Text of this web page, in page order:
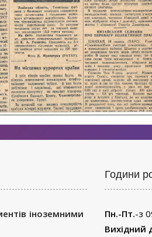
іноземними
Години
Пн.-Пт.-з
Вихідний